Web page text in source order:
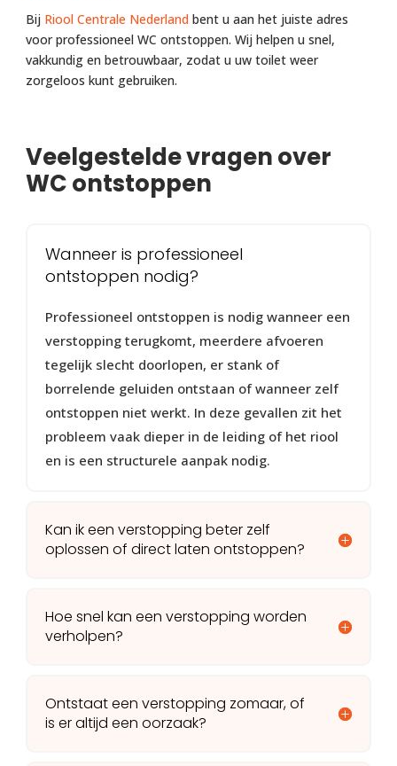
Bij Riool Centrale Nederland bent u aan het juiste adres
voor professioneel WC ontstoppen. Wij helpen u snel,
vakkundig en betrouwbaar, zodat u uw toilet weer
zorgeloos kunt gebruiken.
Veelgestelde vragen over
WC ontstoppen
Wanneer is professioneel
ontstoppen nodig?
Professioneel ontstoppen is nodig wanneer een
verstopping terugkomt, meerdere afvoeren
tegelijk slecht doorlopen, er stank of
borrelende geluiden ontstaan of wanneer zelf
ontstoppen niet werkt. In deze gevallen zit het
probleem vaak dieper in de leiding of het riool
en is een structurele aanpak nodig.
Kan ik een verstopping beter zelf
oplossen of direct laten ontstoppen?
Hoe snel kan een verstopping worden
verholpen?
Ontstaat een verstopping zomaar, of
is er altijd een oorzaak?